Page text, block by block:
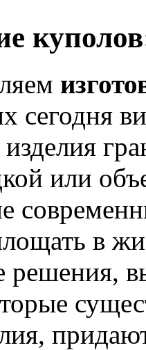
сегодня
изделия
или
в
решения,